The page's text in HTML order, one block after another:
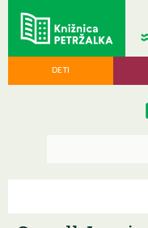
DETI